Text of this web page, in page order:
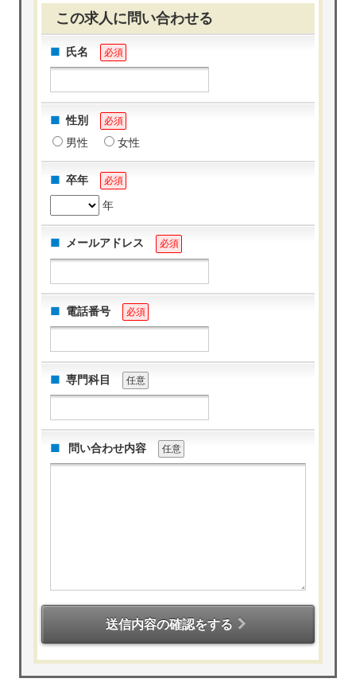
この求人に問い合わせる
氏名 必須
性別 必須
男性 女性
卒年 必須
年
メールアドレス 必須
電話番号 必須
専門科目 任意
問い合わせ内容 任意
送信内容の確認をする